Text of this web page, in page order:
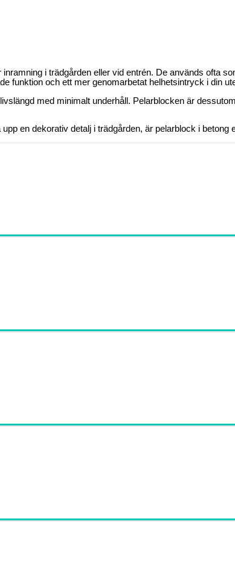
i trädgården eller vid entrén. De används ofta
funktion och ett mer genomarbetat helhetsintryck i din
med minimalt underhåll. Pelarblocken är
en dekorativ detalj i trädgården, är pelarblock i